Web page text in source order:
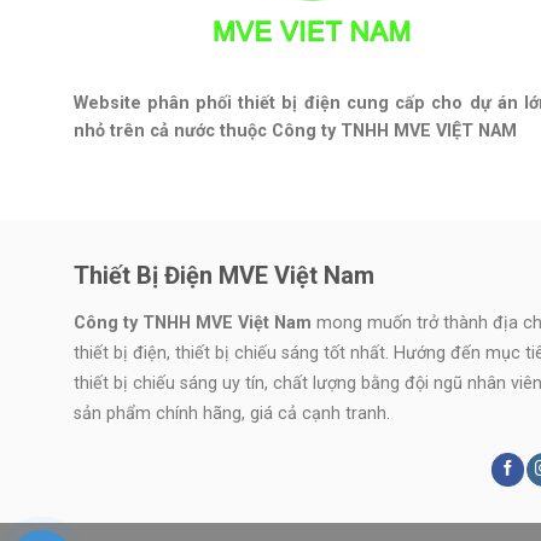
Website phân phối thiết bị điện cung cấp cho dự án
nhỏ trên cả nước thuộc Công ty TNHH MVE VIỆT NAM
Thiết Bị Điện MVE Việt Nam
Công ty TNHH MVE Việt Nam mong muốn trở thành địa
thiết bị điện, thiết bị chiếu sáng tốt nhất. Hướng đến mục
thiết bị chiếu sáng uy tín, chất lượng bằng đội ngũ nhân
sản phẩm chính hãng, giá cả cạnh tranh.